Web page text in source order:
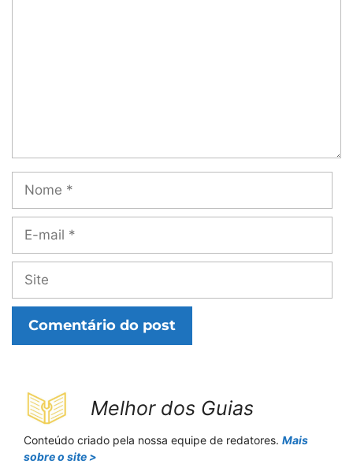
mail
Melhor dos Guias
Conteúdo criado pela nossa equipe de redatores. Mais
sobre o site >